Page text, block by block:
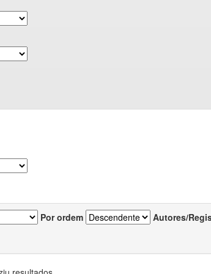
Por ordem Autores/